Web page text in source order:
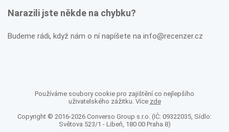
Narazili jste někde na chybku?
Budeme rádi, když nám o ní napíšete na info@recenzer.cz
Používáme soubory cookie pro zajištění co nejlepšího
uživatelského zážitku. Více zde
Copyright © 2016-2026 Converso Group s.r.o. (IČ: 09322035, Sídlo:
Světova 523/1 - Libeň, 180 00 Praha 8)